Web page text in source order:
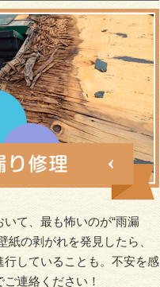
て、最も怖いのが“雨漏
紙の剥がれを発見したら、
していることも。不安を感
連絡ください！